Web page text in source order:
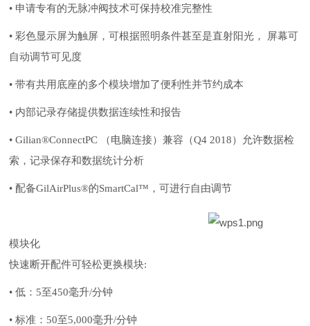
• 申请专有的无脉冲阀技术可保持校准完整性
• 彩色显示屏为触屏，可根据照明条件甚至是直射阳光， 屏幕可
自动调节可见度
• 带有共用底座的多个模块增加了便利性并节约成本
• 内部记录存储提供数据连续性和报告
• Gilian®ConnectPC （电脑连接）兼容（Q4 2018）允许数据检
索，记录保存和数据统计分析
• 配备GilAirPlus®的SmartCal™，可进行自由调节
模块化
快速断开配件可轻松更换模块:
• 低：5至450毫升/分钟
• 标准：50至5,000毫升/分钟